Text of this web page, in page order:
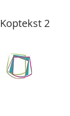
Koptekst 2